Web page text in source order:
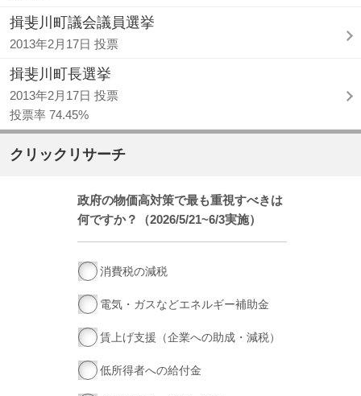
揖斐川町議会議員選挙
2013年2月17日 投票
揖斐川町長選挙
2013年2月17日 投票
投票率 74.45%
クリックリサーチ
政府の物価高対策で最も重視すべきは
何ですか？（2026/5/21~6/3実施）
消費税の減税
電気・ガスなどエネルギー補助金
賃上げ支援（企業への助成・減税）
低所得者への給付金